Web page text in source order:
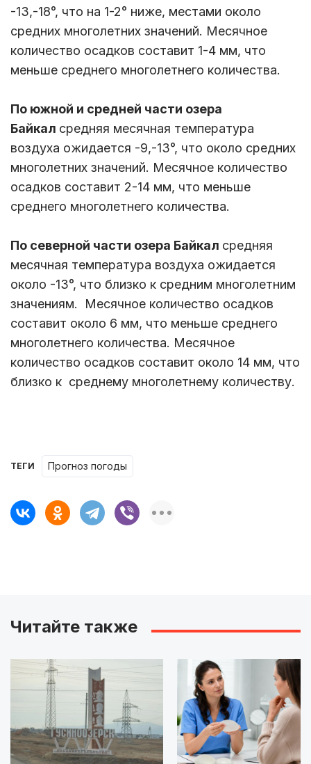
-13,-18°, что на 1-2° ниже, местами около
средних многолетних значений. Месячное
количество осадков составит 1-4 мм, что
меньше среднего многолетнего количества.
По южной и средней части озера
Байкал средняя месячная температура
воздуха ожидается -9,-13°, что около средних
многолетних значений. Месячное количество
осадков составит 2-14 мм, что меньше
среднего многолетнего количества.
По северной части озера Байкал средняя
месячная температура воздуха ожидается
около -13°, что близко к средним многолетним
значениям. Месячное количество осадков
составит около 6 мм, что меньше среднего
многолетнего количества. Месячное
количество осадков составит около 14 мм, что
близко к среднему многолетнему количеству.
ТЕГИ Прогноз погоды
Читайте также